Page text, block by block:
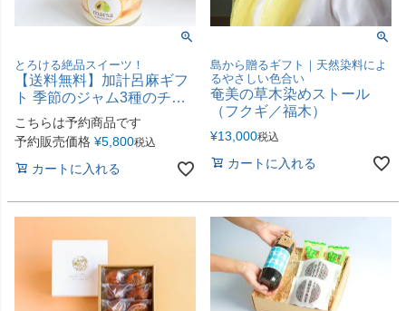
とろける絶品スイーツ！
【送料無料】加計呂麻ギフ
ト 季節のジャム3種のチー
ズケーキ
こちらは予約商品です
予約販売価格 ¥5,800税込
カートに入れる
島から贈るギフト｜天然染料によ
るやさしい色合い
奄美の草木染めストール
（フクギ／福木）
¥13,000税込
カートに入れる